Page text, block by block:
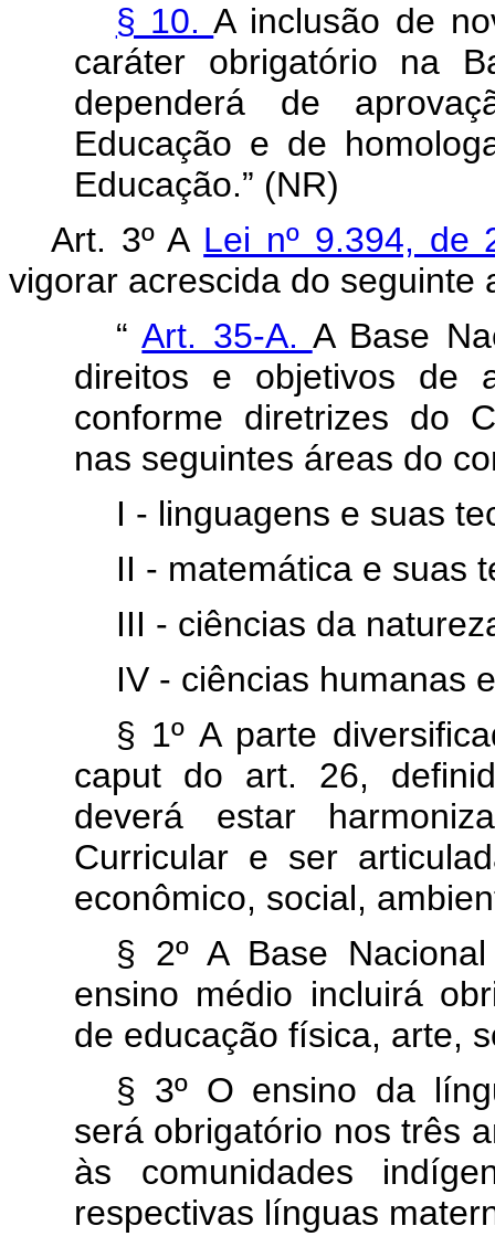
§ 10.A inclusão de
caráter obrigatório na
dependerá de
Educação e de
Educação.” (NR)
Art. 3º A Lei nº 9.394, de
vigorar acrescida do seguinte
“Art. 35-A. A Base
direitos e objetivos de
conforme diretrizes do
nas seguintes áreas do
I - linguagens e suas
II - matemática e suas
III - ciências da
IV - ciências humanas
§ 1º A parte
caput do art. 26,
deverá estar
Curricular e ser
econômico, social,
§ 2º A Base
ensino médio incluirá
de educação física, arte,
§ 3º O ensino da
será obrigatório nos três
às comunidades
respectivas línguas